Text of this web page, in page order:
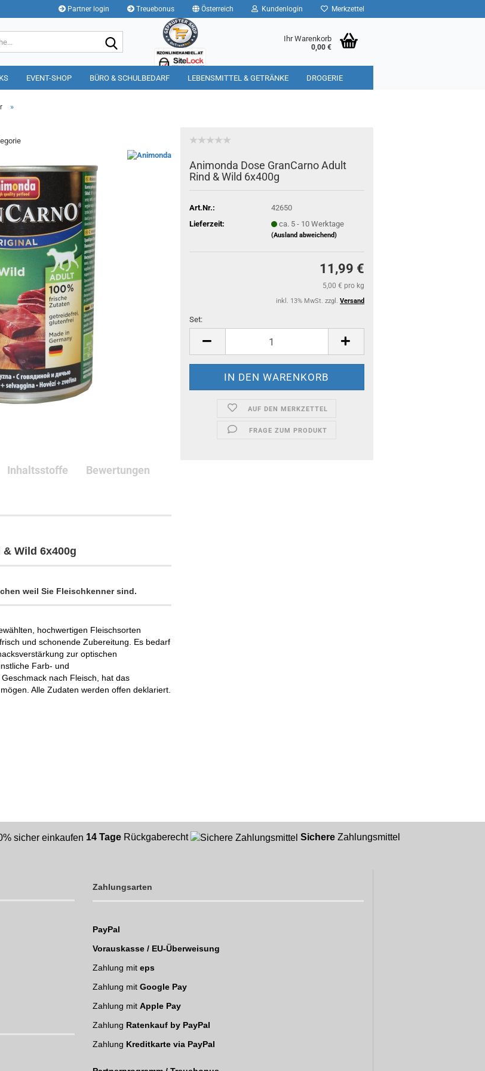
Partner login Treuebonus Österreich Kundenlogin Merkzettel
Ihr Warenkorb
0,00 €
EVENT-SHOP BÜRO & SCHULBEDARF LEBENSMITTEL & GETRÄNKE DROGERIE
»
Animonda Dose GranCarno Adult
Rind & Wild 6x400g
Art.Nr.:
42650
Lieferzeit:
ca. 5 - 10 Werktage
(Ausland abweichend)
11,99 €
5,00 € pro kg
inkl. 13% MwSt. zzgl. Versand
Set:
AUF DEN MERKZETTEL
FRAGE ZUM PRODUKT
Inhaltsstoffe Bewertungen
Wild 6x400g
weil Sie Fleischkenner sind.
hochwertigen Fleischsorten
und schonende Zubereitung. Es bedarf
zur optischen
Farb- und
nach Fleisch, hat das
Alle Zudaten werden offen deklariert.
14 Tage Rückgaberecht Sichere Zahlungsmittel
Zahlungsarten
PayPal
Vorauskasse / EU-Überweisung
Zahlung mit eps
Zahlung mit Google Pay
Zahlung mit Apple Pay
Zahlung Ratenkauf by PayPal
Zahlung Kreditkarte via PayPal